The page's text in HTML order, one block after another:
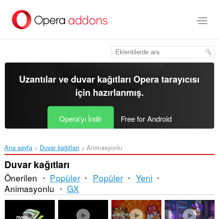
içeriğe
Uzantılar ve duvar kağıtlarıOpera tarayıcısı
için hazırlanmış.
Opera'yı İndir Free for Android
Ana sayfa Duvar kağıtları Animasyonlu
Duvar kağıtları
Önerilen Popüler Popüler
Yeni
Animasyonlu
GX